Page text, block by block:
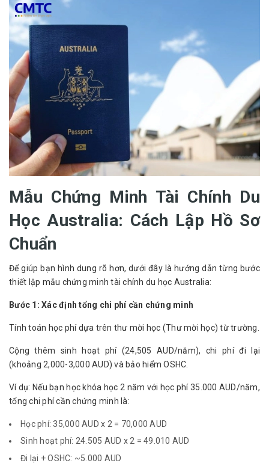
Mẫu Chứng Minh Tài Chính Du
Học Australia: Cách Lập Hồ Sơ
Chuẩn
Để giúp bạn hình dung rõ hơn, dưới đây là hướng dẫn từng bước
thiết lập mẫu chứng minh tài chính du học Australia:
Bước 1: Xác định tổng chi phí cần chứng minh
Tính toán học phí dựa trên thư mời học (Thư mời học) từ trường.
Cộng thêm sinh hoạt phí (24,505 AUD/năm), chi phí đi lại
(khoảng 2,000-3,000 AUD) và bảo hiểm OSHC.
Ví dụ: Nếu bạn học khóa học 2 năm với học phí 35.000 AUD/năm,
tổng chi phí cần chứng minh là:
Học phí: 35,000 AUD x 2 = 70,000 AUD
Sinh hoạt phí: 24.505 AUD x 2 = 49.010 AUD
Đi lại + OSHC: ~5.000 AUD